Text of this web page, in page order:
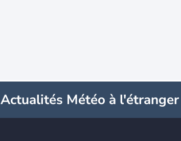
Actualités Météo à l'étranger